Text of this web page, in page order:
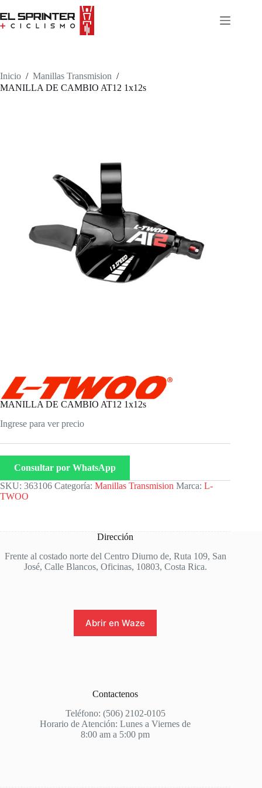
to
content
Inicio / Manillas Transmision /
MANILLA DE CAMBIO AT12 1x12s
MANILLA DE CAMBIO AT12 1x12s
Ingrese para ver precio
Consultar por WhatsApp
SKU: 363106 Categoría: Manillas Transmision Marca: L-
TWOO
Dirección
Frente al costado norte del Centro Diurno de, Ruta 109, San
José, Calle Blancos, Oficinas, 10803, Costa Rica.
Abrir en Waze
Contactenos
Teléfono: (506) 2102-0105
Horario de Atención: Lunes a Viernes de
8:00 am a 5:00 pm